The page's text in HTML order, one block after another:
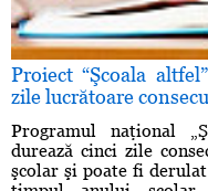
Proiect “Şcoala
zile lucrătoare
Programul naţional
durează cinci zile
şcolar şi poate fi